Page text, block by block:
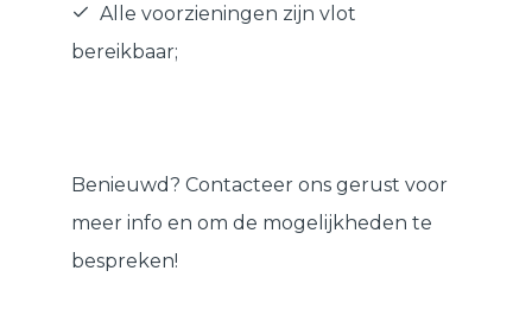
Alle voorzieningen zijn vlot
bereikbaar;
Benieuwd? Contacteer ons gerust voor
meer info en om de mogelijkheden te
bespreken!